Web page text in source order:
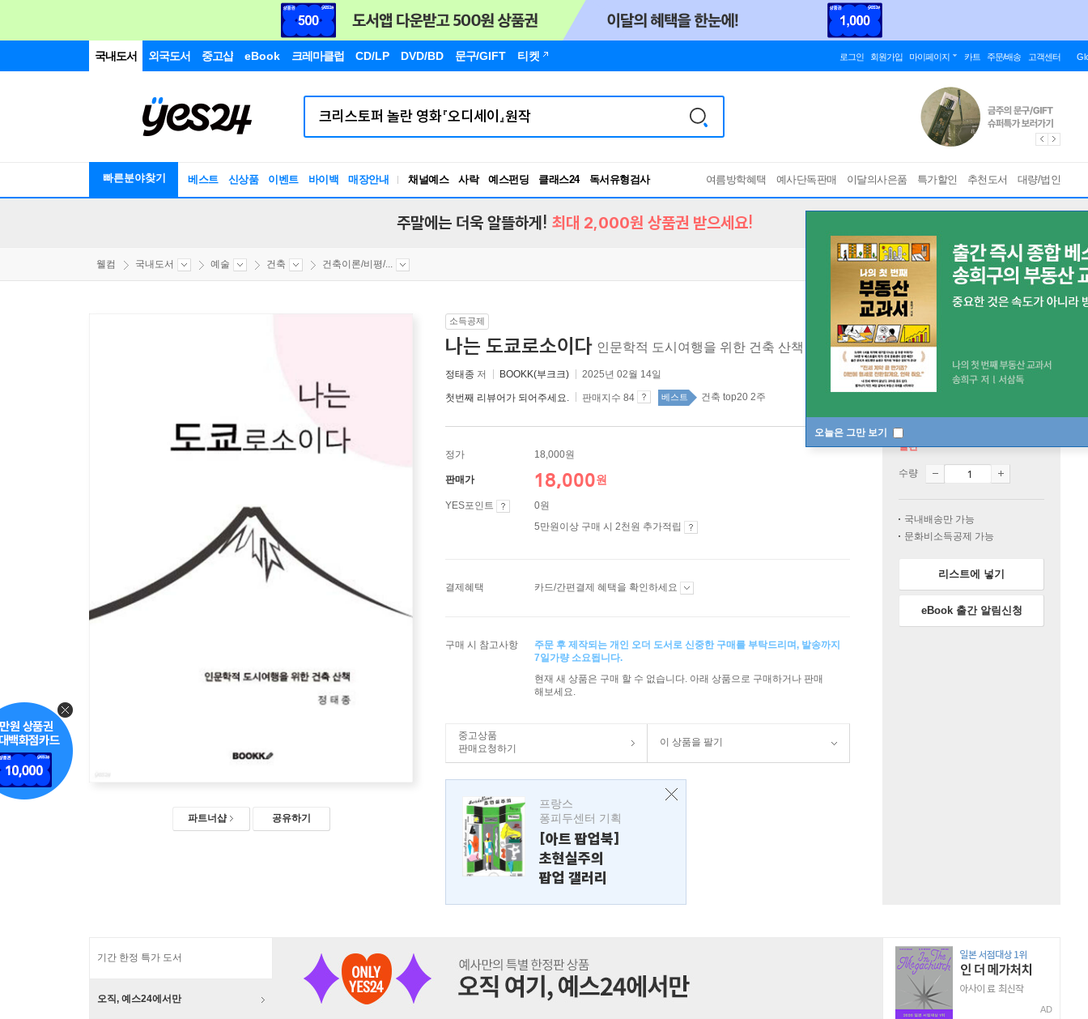
국내도서 외국도서 중고샵 eBook 크레마클럽 CD/LP DVD/BD 문구/GIFT 티켓 로그인 회원가입 마이페이지 카트 주문/배송 고객센터
빠른분야찾기 베스트 신상품 이벤트 바이백 매장안내 채널예스 사락 예스펀딩 클래스24
독서유형검사
RBTI Lab
여름방학혜택 예사단독판매 이달의사은품 특가할인 추천도서 대량/법인
오늘은 그만 보기
주말에는 더욱 알뜰하게! 최대 2,000원 상품권 받으세요!
웰컴 국내도서 예술 건축 건축이론/비평/...
파트너샵 공유하기
소득공제
나는 도쿄로소이다 인문학적 도시여행을 위한 건축 산책
정태종 저 BOOKK(부크크) 2025년 02월 14일
첫번째 리뷰어가 되어주세요. 판매지수 84 베스트 건축 top20 2주
정가 18,000원
판매가 18,000원
YES포인트
0원
5만원이상 구매 시 2천원 추가적립
결제혜택 카드/간편결제 혜택을 확인하세요
구매 시 참고사항
주문 후 제작되는 개인 오더 도서로 신중한 구매를 부탁드리며, 발송까지
7일가량 소요됩니다.
현재 새 상품은 구매 할 수 없습니다. 아래 상품으로 구매하거나 판매
해보세요.
중고상품
판매요청하기
이 상품을 팔기
프랑스
퐁피두센터 기획
[아트 팝업북]
초현실주의
팝업 갤러리
절판
수량
국내배송만 가능
문화비소득공제 가능
리스트에 넣기
eBook 출간 알림신청
기간 한정 특가 도서
오직, 예스24에서만
AD